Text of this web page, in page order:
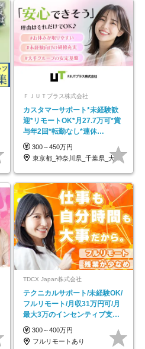
ＦＪＵＴプラス株式会社
カスタマーサポート*未経験歓
迎*リモートOK*月27.7万可*賞
与年2回*転勤なし*連休
OK/ZE010232
300～450万円
東京都_神奈川県_千葉県_大阪府_愛知県…
TDCX Japan株式会社
テクニカルサポート/未経験OK/
フルリモート/月収31万円可/月
最大3万のインセンティブ支給/
平均年齢33歳
300～400万円
フルリモートあり